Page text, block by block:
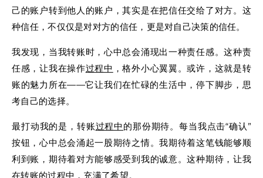
己的账户转到他人的账户，其实是在把信任交给了对方。这
种信任，不仅仅是对对方的信任，更是对自己决策的信任。
我发现，当我转账时，心中总会涌现出一种责任感。这种责
任感，让我在操作过程中 ，格外小心翼翼。或许，这就是转
账的魅力所在——它让我们在忙碌的生活中，停下脚步，思
考自己的选择。
最打动我的是，转账过程中 的那份期待。每当我点击“确认”
按钮，心中总会涌起一股期待之情。我期待着这笔钱能够顺
利到账，期待着对方能够感受到我的诚意。这种期待，让我
在转账的过程中，充满了希望。